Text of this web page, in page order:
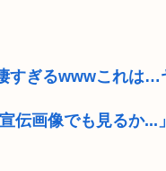
すぎるwwwこれは
伝画像でも見るか...」